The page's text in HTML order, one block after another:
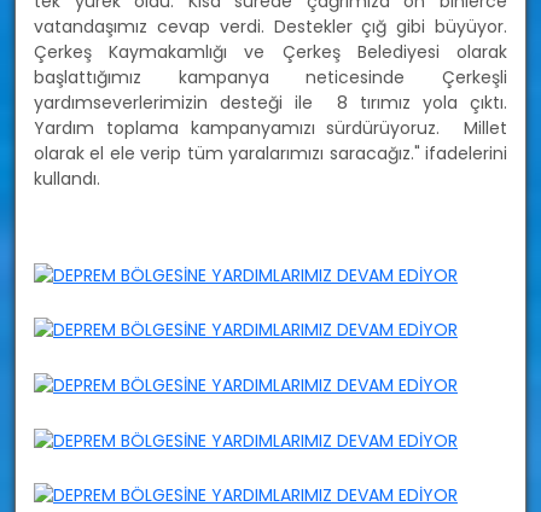
vatandaşımız cevap verdi. Destekler çığ gibi büyüyor.
Çerkeş Kaymakamlığı ve Çerkeş Belediyesi olarak
başlattığımız kampanya neticesinde Çerkeşli
yardımseverlerimizin desteği ile 8 tırımız yola çıktı.
Yardım toplama kampanyamızı sürdürüyoruz. Millet
olarak el ele verip tüm yaralarımızı saracağız." ifadelerini
kullandı.